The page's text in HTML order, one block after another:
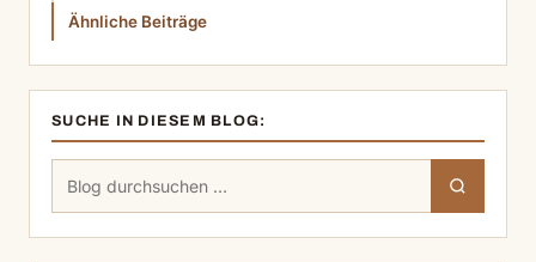
Ähnliche Beiträge
SUCHE IN DIESEM BLOG:
Suchen